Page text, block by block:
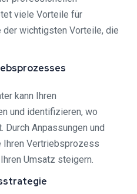
viele Vorteile für
der wichtigsten Vorteile, die
kann Ihren
und identifizieren, wo
Anpassungen und
Ihren Vertriebsprozess
Umsatz steigern.